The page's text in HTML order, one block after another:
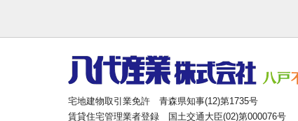
宅地建物取引業免許 青森県知事(12)第1735号
賃貸住宅管理業者登録 国土交通大臣(02)第000076号